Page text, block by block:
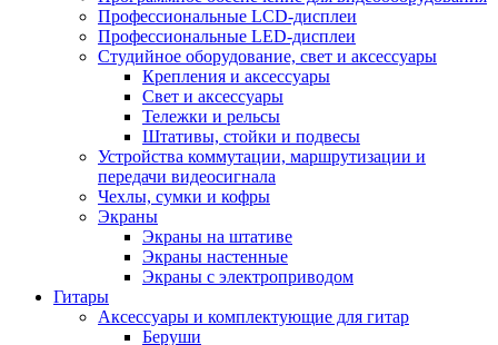
Профессиональные LCD-дисплеи
Профессиональные LED-дисплеи
Студийное оборудование, свет и аксессуары
Крепления и аксессуары
Свет и аксессуары
Тележки и рельсы
Штативы, стойки и подвесы
Устройства коммутации, маршрутизации и
передачи видеосигнала
Чехлы, сумки и кофры
Экраны
Экраны на штативе
Экраны настенные
Экраны с электроприводом
Гитары
Аксессуары и комплектующие для гитар
Беруши